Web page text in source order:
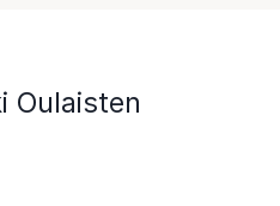
Oulaisten